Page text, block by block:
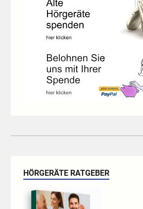
HÖRGERÄTE RATGEBER